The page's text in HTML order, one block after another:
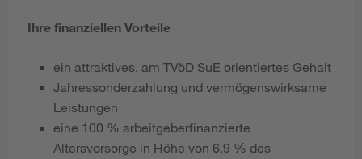
Ihre finanziellen Vorteile
ein attraktives, am TVöD SuE orientiertes Gehalt
Jahressonderzahlung und vermögenswirksame
Leistungen
eine 100 % arbeitgeberfinanzierte
Altersvorsorge in Höhe von 6,9 % des